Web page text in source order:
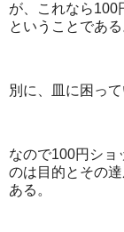
が、これなら100
ということである
別に、皿に困っ
なので100円ショ
のは目的とその
ある。